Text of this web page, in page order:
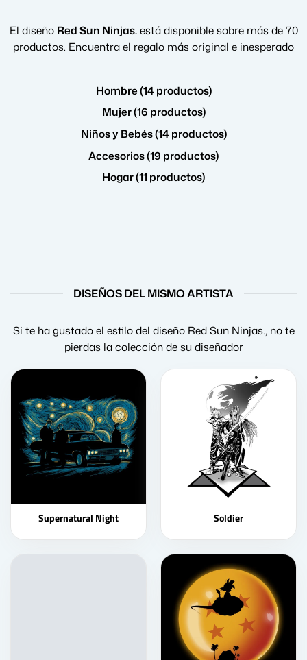
El diseño Red Sun Ninjas.está disponible sobre más de 70
productos. Encuentra el regalo más original e inesperado
Hombre (14 productos)
Mujer (16 productos)
Niños y Bebés (14 productos)
Accesorios (19 productos)
Hogar (11 productos)
DISEÑOS DEL MISMO ARTISTA
Si te ha gustado el estilo del diseño Red Sun Ninjas., no te
pierdas la colección de su diseñador
Supernatural Night Soldier